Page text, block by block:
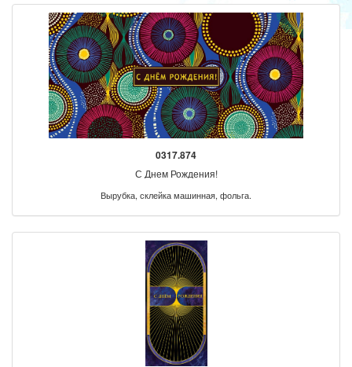
0317.874
С Днем Рождения!
Вырубка, склейка машинная, фольга.